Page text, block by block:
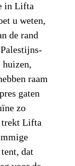
in Lifta
u weten,
de rand
raam
gaten
zo
trekt Lifta
dat